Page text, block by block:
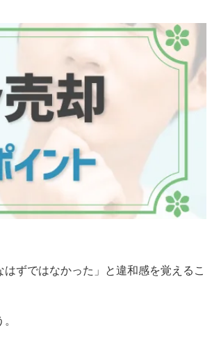
ずではなかった」と違和感を覚えるこ